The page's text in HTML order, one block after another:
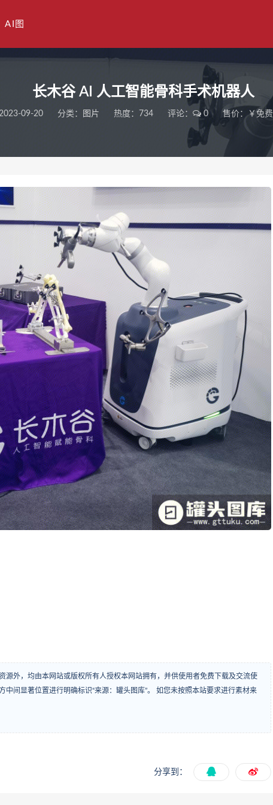
AI图
长木谷 AI 人工智能骨科手术机器人
09-20 分类： 图片 热度：734 评论： 0 售价：￥免费
源外，均由本网站或版权所有人授权本网站拥有，并供使用者免费下载及交流使
间显著位置进行明确标识“来源：罐头图库”。 如您未按照本站要求进行素材来
分享到：